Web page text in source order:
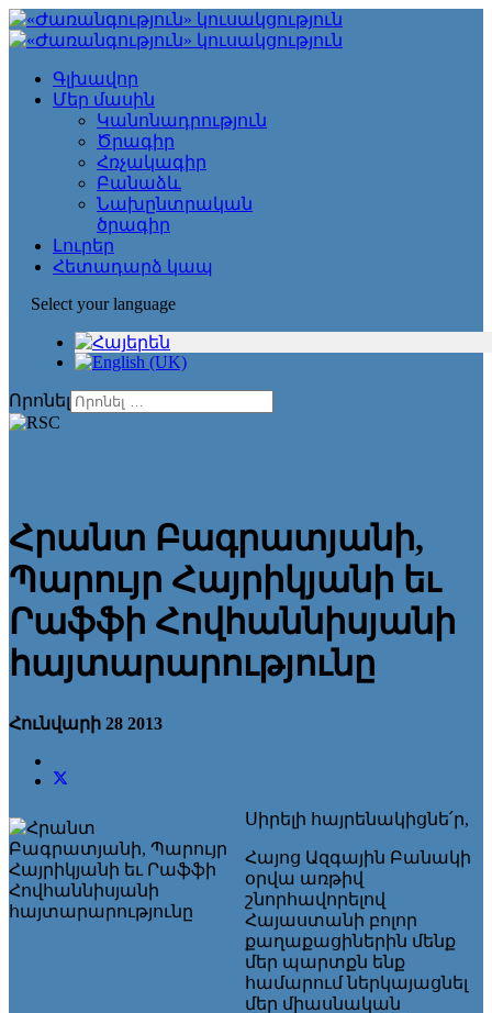
Գլխավոր
Մեր մասին
Կանոնադրություն
Ծրագիր
Հռչակագիր
Բանաձև
Նախընտրական
ծրագիր
Լուրեր
Հետադարձ կապ
Select your language
Որոնել
Հրանտ Բագրատյանի,
Պարույր Հայրիկյանի եւ
Րաֆֆի Հովհաննիսյանի
հայտարարությունը
Հունվարի 28 2013
Սիրելի հայրենակիցնե՛ր,
Հայոց Ազգային Բանակի
օրվա առթիվ
շնորհավորելով
Հայաստանի բոլոր
քաղաքացիներին մենք
մեր պարտքն ենք
համարում ներկայացնել
մեր միասնական